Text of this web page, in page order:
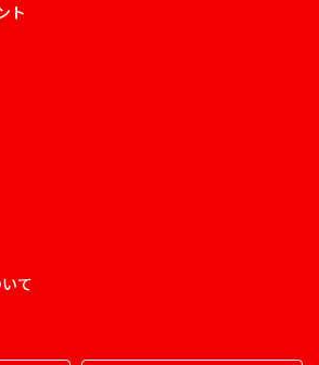
ト
て